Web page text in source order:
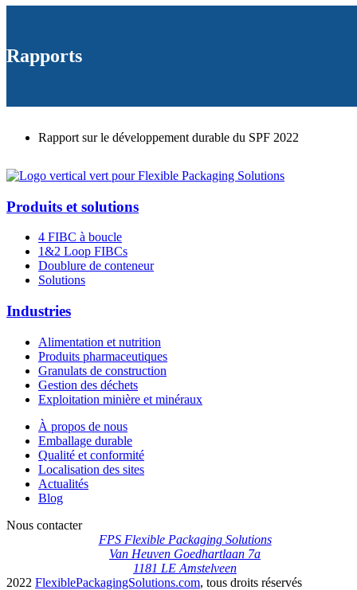
Rapports
Rapport sur le développement durable du SPF 2022
Produits et solutions
4 FIBC à boucle
1&2 Loop FIBCs
Doublure de conteneur
Solutions
Industries
Alimentation et nutrition
Produits pharmaceutiques
Granulats de construction
Gestion des déchets
Exploitation minière et minéraux
À propos de nous
Emballage durable
Qualité et conformité
Localisation des sites
Actualités
Blog
Nous contacter
FPS Flexible Packaging Solutions
Van Heuven Goedhartlaan 7a
1181 LE Amstelveen
2022 FlexiblePackagingSolutions.com, tous droits réservés